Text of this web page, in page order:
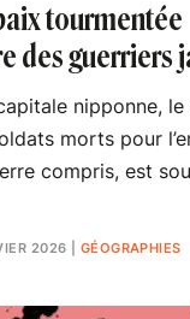
tourmentée
des guerriers
nipponne, le
morts pour
compris, est
2026 GÉOGRAPHIES